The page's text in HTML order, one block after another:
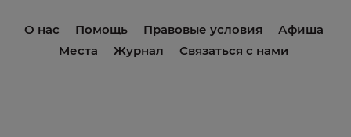
О нас Помощь Правовые условия
Афиша
Места
Журнал Связаться с нами